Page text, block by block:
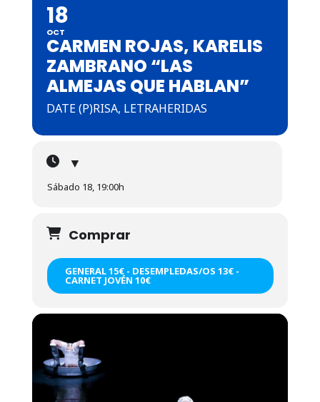
18
OCT
CARMEN ROJAS, KARELIS
ZAMBRANO “LAS
ALMEJAS QUE HABLAN”
DATE (P)RISA, LETRAHERIDAS
▼
Sábado 18, 19:00h
Comprar
GENERAL 15€ - DESEMPLEDAS/OS 13€ -
CARNET JOVÉN 10€